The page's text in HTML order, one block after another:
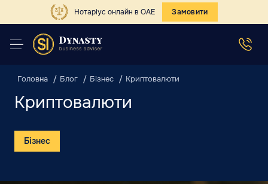
Нотаріус онлайн в ОАЕ Замовити
Головна Блог Бізнес Криптовалюти
Криптовалюти
Бізнес